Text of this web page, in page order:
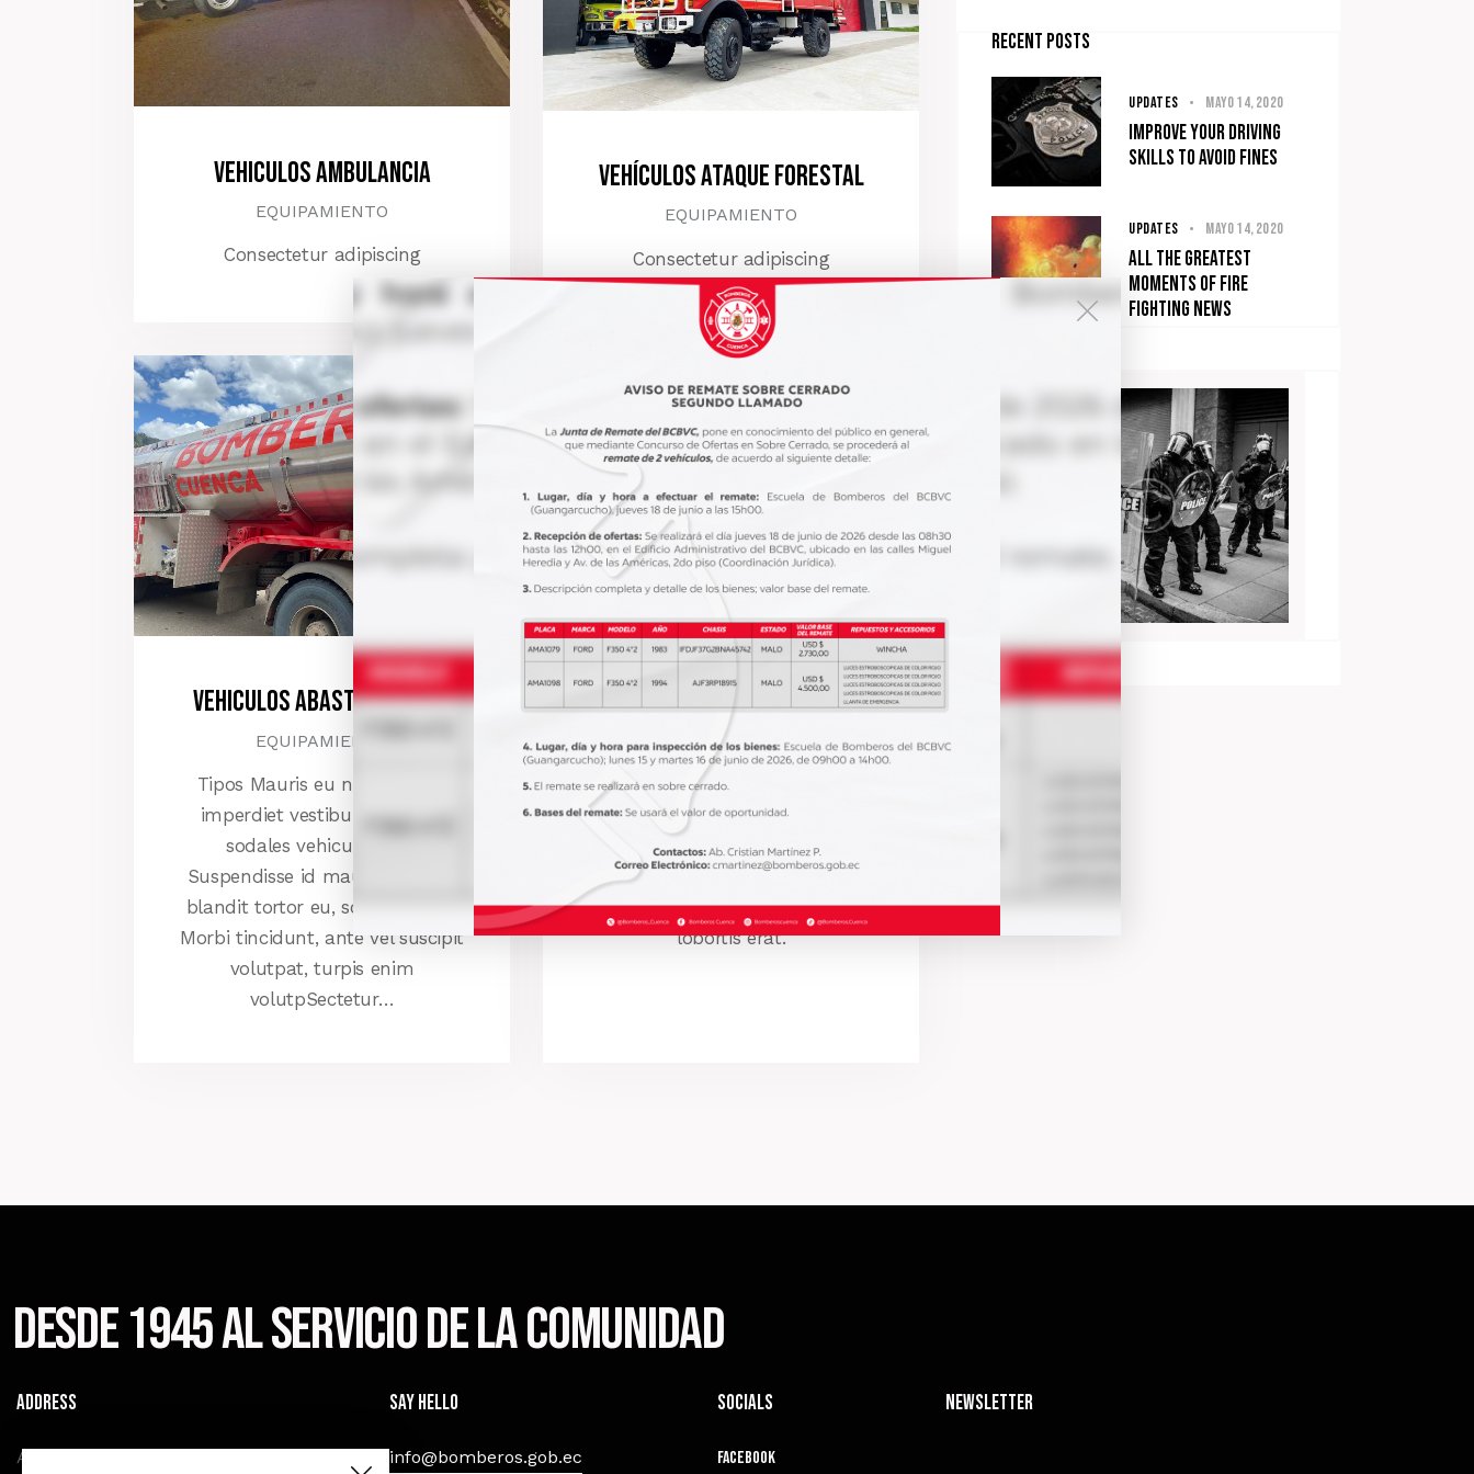
Vehiculos Ambulancia
EQUIPAMIENTO
Consectetur adipiscing
Vehículos Ataque Forestal
EQUIPAMIENTO
Consectetur adipiscing
Vehiculos Abastecimiento
EQUIPAMIENTO
Tipos Mauris eu nisi eget nisi
imperdiet vestibulum. Nunc
sodales vehicula risus.
Suspendisse id mauris sodales,
blandit tortor eu, sodales justo.
Morbi tincidunt, ante vel suscipit
volutpat, turpis enim
volutpSectetur…
Vehiculos Rescate
EQUIPAMIENTO
Aliquam laoreet sed neque ac
vehicula. Cras congue eros nec
quam laoreet, in viverra erat
bibendum. Cras turpis urna,
vulputate at est vitae, posuere
lobortis erat.
Recent Posts
UPDATES mayo 14, 2020
Improve your driving
skills to avoid fines
UPDATES mayo 14, 2020
All the greatest
moments of fire
fighting news
Desde 1945 al servicio de la comunidad
Address
Av. Amèricas y Miguel Heredia, Cuenca.
Say Hello
info@bomberos.gob.ec
Socials
Facebook
Newsletter